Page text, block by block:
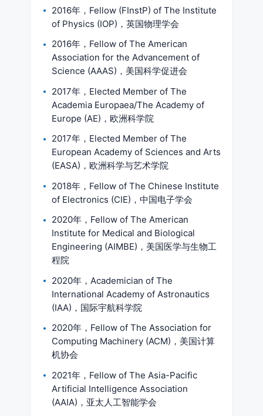
2016年，Fellow (FInstP) of The Institute
of Physics (IOP)，英国物理学会
2016年，Fellow of The American
Association for the Advancement of
Science (AAAS)，美国科学促进会
2017年，Elected Member of The
Academia Europaea/The Academy of
Europe (AE)，欧洲科学院
2017年，Elected Member of The
European Academy of Sciences and Arts
(EASA)，欧洲科学与艺术学院
2018年，Fellow of The Chinese Institute
of Electronics (CIE)，中国电子学会
2020年，Fellow of The American
Institute for Medical and Biological
Engineering (AIMBE)，美国医学与生物工
程院
2020年，Academician of The
International Academy of Astronautics
(IAA)，国际宇航科学院
2020年，Fellow of The Association for
Computing Machinery (ACM)，美国计算
机协会
2021年，Fellow of The Asia-Pacific
Artificial Intelligence Association
(AAIA)，亚太人工智能学会